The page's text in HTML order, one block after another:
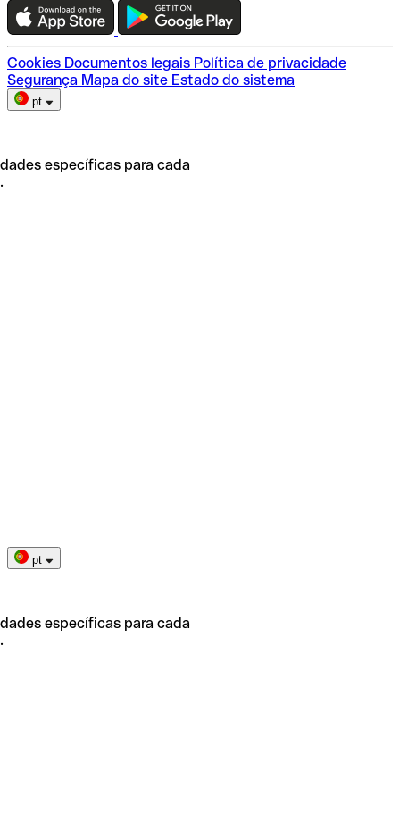
Escolha do plano
Cookies Documentos legais Política de privacidade
Segurança Mapa do site Estado do sistema
pt
específicas para cada
pt
específicas para cada